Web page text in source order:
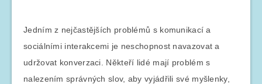
Jedním z nejčastějších problémů s komunikací a
sociálními interakcemi je neschopnost navazovat a
udržovat konverzaci. Někteří lidé mají problém s
nalezením správných slov, aby vyjádřili své myšlenky,